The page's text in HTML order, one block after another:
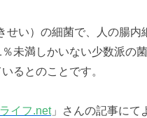
い）の細菌で、人の腸内
未満しかいない少数派の
るとのことです。
イフ.net」さんの記事にて